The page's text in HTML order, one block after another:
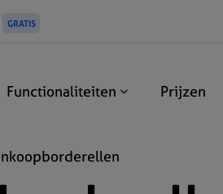
GRATIS
Functionaliteiten Prijzen